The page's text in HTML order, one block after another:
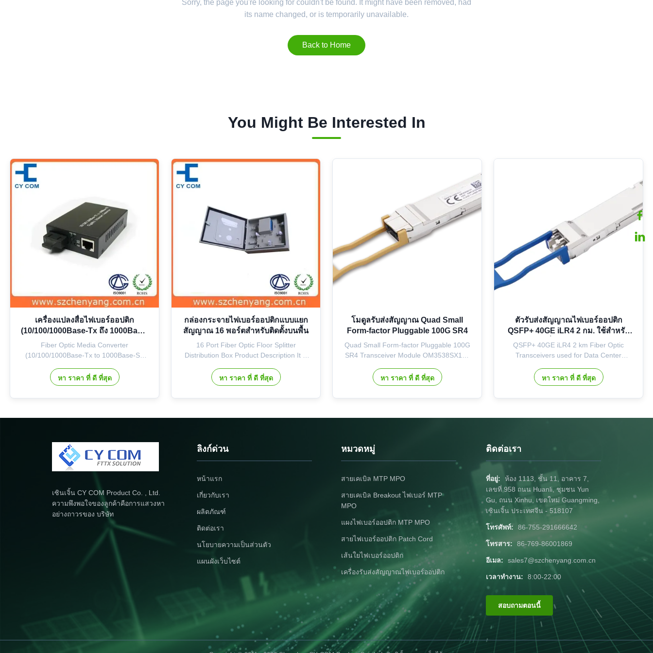
Sorry, the page you're looking for couldn't be found. It might have been removed, had
its name changed, or is temporarily unavailable.
Back to Home
You Might Be Interested In
เครื่องแปลงสื่อไฟเบอร์ออปติก
(10/100/1000Base-Tx ถึง 1000Base-
SX 850nm มัลติโมด 220/550M)
Fiber Optic Media Converter
(10/100/1000Base-Tx to 1000Base-SX
10/100/1000M Gigabit Optical Fiber
Media Converter CY Series Gigabit Fiber
10/100/1000M UTP interface (TX) and
หา ราคา ที่ ดี ที่สุด
กล่องกระจายไฟเบอร์ออปติกแบบแยก
สัญญาณ 16 พอร์ตสำหรับติดตั้งบนพื้น
16 Port Fiber Optic Floor Splitter
Distribution Box Product Description It is
corridor where the FTTH available are set
up. It is suitable for the first-level or
splitter. The ...
หา ราคา ที่ ดี ที่สุด
โมดูลรับส่งสัญญาณ Quad Small
Form-factor Pluggable 100G SR4
Quad Small Form-factor Pluggable 100G
SR4 Transceiver Module OM3538SX101
Small Form-factor Pluggable (QSFP28)
transceiver designed for short-range
850 nm VCSEL/PD array technology, and
หา ราคา ที่ ดี ที่สุด
ตัวรับส่งสัญญาณไฟเบอร์ออปติก
QSFP+ 40GE iLR4 2 กม. ใช้สำหรับ
การเชื่อมต่อศูนย์ข้อมูล
QSFP+ 40GE iLR4 2 km Fiber Optic
Transceivers used for Data Center
OM3358FX100 is a QSFP+ transceiver
module designed for 2 km optical
802.3-2018 40GBASE-LR4 (partly
หา ราคา ที่ ดี ที่สุด
เซินเจิ้น CY COM Product Co. , Ltd.
ความพึงพอใจของลูกค้าคือการแสวงหา
อย่างถาวรของ บริษัท
ลิงก์ด่วน
หน้าแรก
เกี่ยวกับเรา
ผลิตภัณฑ์
ติดต่อเรา
นโยบายความเป็นส่วนตัว
แผนผังเว็บไซต์
หมวดหมู่
สายเคเบิล MTP MPO
สายเคเบิล Breakout ไฟเบอร์ MTP
MPO
แผงไฟเบอร์ออปติก MTP MPO
สายไฟเบอร์ออปติก Patch Cord
เส้นใยไฟเบอร์ออปติก
เครื่องรับส่งสัญญาณไฟเบอร์ออปติก
ติดต่อเรา
ที่อยู่:
ห้อง 1113, ชั้น 11, อาคาร 7,
เลขที่ 958 ถนน Huanli, ชุมชน Yun
Gu, ถนน Xinhu, เขตใหม่ Guangming,
เซินเจิ้น ประเทศจีน - 518107
โทรศัพท์: 86-755-291666642
โทรสาร: 86-769-86001869
อีเมล: sales7@szchenyang.com.cn
เวลาทำงาน: 8:00-22:00
สอบถามตอนนี้